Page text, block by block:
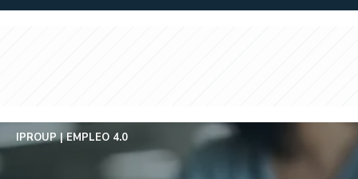
IPROUP EMPLEO 4.0